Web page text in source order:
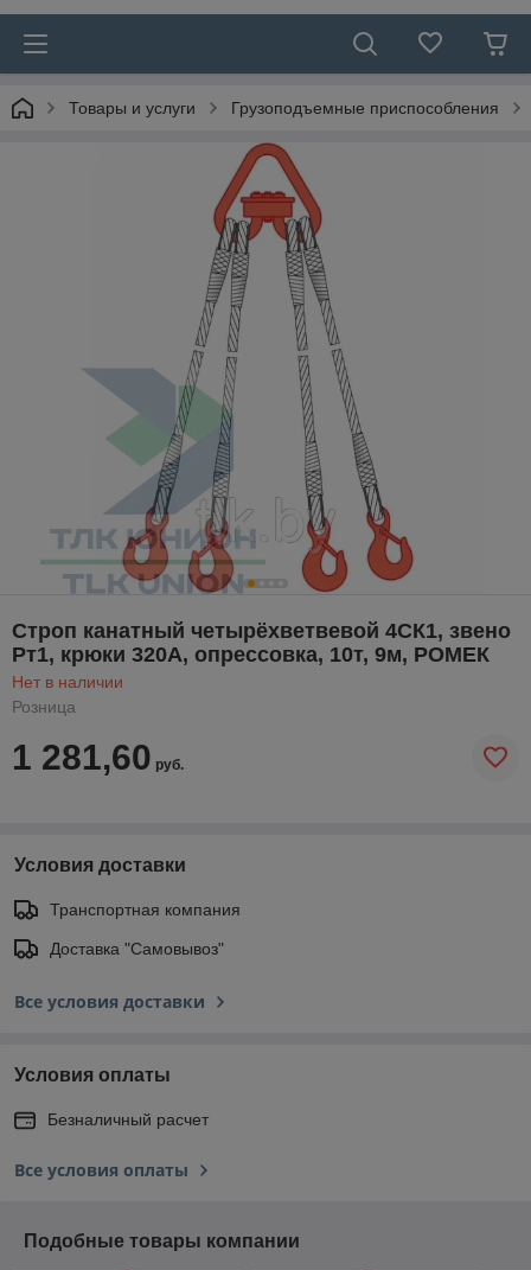
Товары и услуги Грузоподъемные приспособления
Строп канатный четырёхветвевой 4СК1, звено
Рт1, крюки 320А, опрессовка, 10т, 9м, РОМЕК
Нет в наличии
Розница
1 281,60 руб.
Условия доставки
Транспортная компания
Доставка "Самовывоз"
Все условия доставки
Условия оплаты
Безналичный расчет
Все условия оплаты
Подобные товары компании